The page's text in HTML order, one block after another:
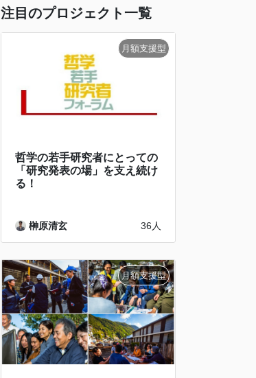
注目のプロジェクト一覧
哲学の若手研究者にとっての
「研究発表の場」を支え続け
る！
榊原清玄 36人